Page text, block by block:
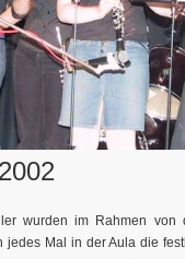
wurden im Rahmen
Mal in der Aula die